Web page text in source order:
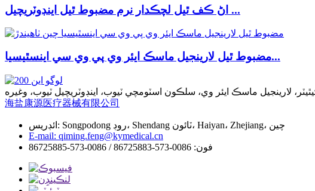
اڻ ڪف ٿيل لچڪدار نرم مضبوط ٿيل اينڊوٽريچيل ...
مضبوط ٿيل لارينجيل ماسڪ ايئر وي پي وي سي اينسٿيسيا...
海盐康源医疗器械有限公司
ائڊريس: Songpodong روڊ، Shendang ٽائون، Haiyan، Zhejiang، چين
E-mail: qiming.feng@kymedical.cn
فون: 0086-573-86725883 / 0086-573-86725885